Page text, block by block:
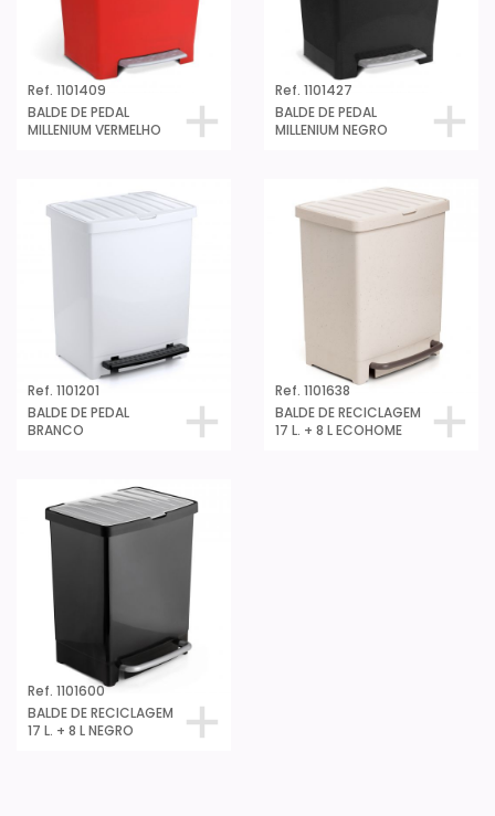
Ref. 1101409
BALDE DE PEDAL
MILLENIUM VERMELHO
Ref. 1101427
BALDE DE PEDAL
MILLENIUM NEGRO
Ref. 1101201
BALDE DE PEDAL
BRANCO
Ref. 1101638
BALDE DE RECICLAGEM
17 L. + 8 L ECOHOME
Ref. 1101600
BALDE DE RECICLAGEM
17 L. + 8 L NEGRO